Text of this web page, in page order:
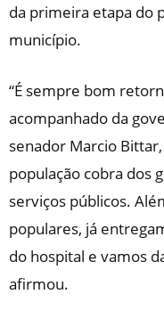
da primeira etapa do
município.
“É sempre bom
acompanhado da
senador Marcio
população cobra dos
serviços públicos.
populares, já
do hospital e vamos
afirmou.